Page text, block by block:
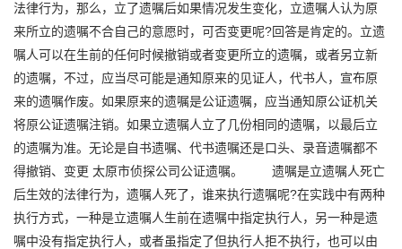
法律行为，那么，立了遗嘱后如果情况发生变化，立遗嘱人认为原
来所立的遗嘱不合自己的意愿时，可否变更呢?回答是肯定的。立遗
嘱人可以在生前的任何时候撤销或者变更所立的遗嘱，或者另立新
的遗嘱，不过，应当尽可能是通知原来的见证人，代书人，宣布原
来的遗嘱作废。如果原来的遗嘱是公证遗嘱，应当通知原公证机关
将原公证遗嘱注销。如果立遗嘱人立了几份相同的遗嘱，以最后立
的遗嘱为准。无论是自书遗嘱、代书遗嘱还是口头、录音遗嘱都不
得撤销、变更 太原市侦探公司公证遗嘱。 遗嘱是立遗嘱人死亡
后生效的法律行为，遗嘱人死了，谁来执行遗嘱呢?在实践中有两种
执行方式，一种是立遗嘱人生前在遗嘱中指定执行人，另一种是遗
嘱中没有指定执行人，或者虽指定了但执行人拒不执行，也可以由